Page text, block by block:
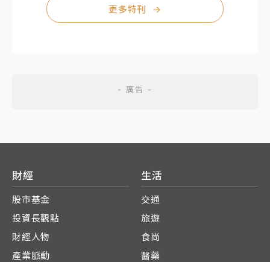
更多特刊 →
財經
股市基金
投資長觀點
財經人物
產業脈動
生活
交通
旅遊
食尚
醫藥